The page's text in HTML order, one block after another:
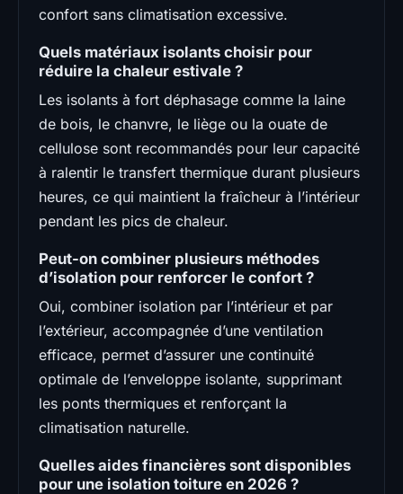
confort sans climatisation excessive.
Quels matériaux isolants choisir pour
réduire la chaleur estivale ?
Les isolants à fort déphasage comme la laine
de bois, le chanvre, le liège ou la ouate de
cellulose sont recommandés pour leur capacité
à ralentir le transfert thermique durant plusieurs
heures, ce qui maintient la fraîcheur à l’intérieur
pendant les pics de chaleur.
Peut-on combiner plusieurs méthodes
d’isolation pour renforcer le confort ?
Oui, combiner isolation par l’intérieur et par
l’extérieur, accompagnée d’une ventilation
efficace, permet d’assurer une continuité
optimale de l’enveloppe isolante, supprimant
les ponts thermiques et renforçant la
climatisation naturelle.
Quelles aides financières sont disponibles
pour une isolation toiture en 2026 ?